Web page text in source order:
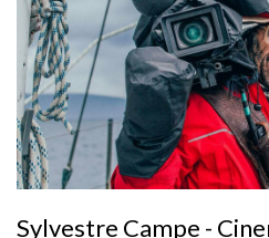
Sylvestre Campe -